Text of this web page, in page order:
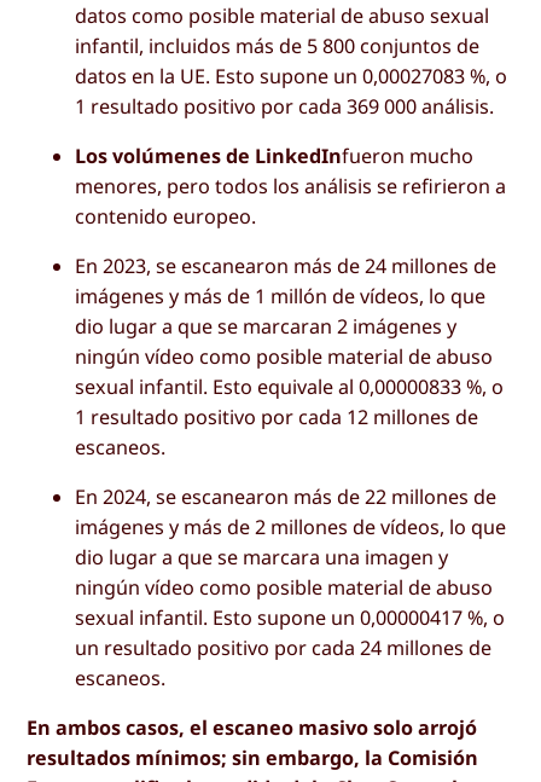
datos como posible material de abuso sexual
infantil, incluidos más de 5 800 conjuntos de
datos en la UE. Esto supone un 0,00027083 %, o
1 resultado positivo por cada 369 000 análisis.
Los volúmenes de LinkedInfueron mucho
menores, pero todos los análisis se refirieron a
contenido europeo.
En 2023, se escanearon más de 24 millones de
imágenes y más de 1 millón de vídeos, lo que
dio lugar a que se marcaran 2 imágenes y
ningún vídeo como posible material de abuso
sexual infantil. Esto equivale al 0,00000833 %, o
1 resultado positivo por cada 12 millones de
escaneos.
En 2024, se escanearon más de 22 millones de
imágenes y más de 2 millones de vídeos, lo que
dio lugar a que se marcara una imagen y
ningún vídeo como posible material de abuso
sexual infantil. Esto supone un 0,00000417 %, o
un resultado positivo por cada 24 millones de
escaneos.
En ambos casos, el escaneo masivo solo arrojó
resultados mínimos; sin embargo, la Comisión